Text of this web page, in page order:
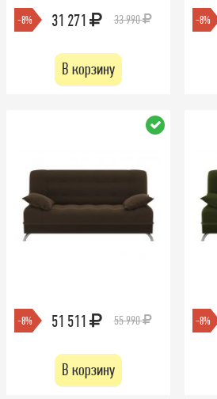
-8% 31 271 33 990
В корзину
-8%
-8% 51 511 55 990
В корзину
-8%